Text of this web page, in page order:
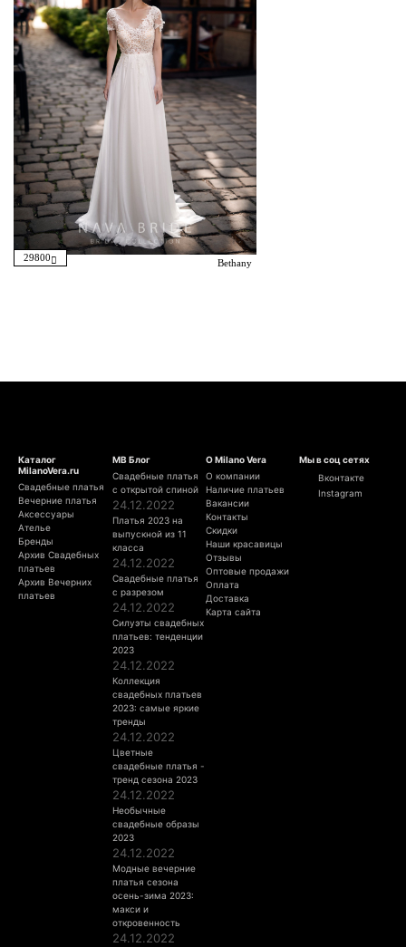
29800 Bethany
Каталог
MilanoVera.ru
Свадебные платья
Вечерние платья
Аксессуары
Ателье
Бренды
Архив Свадебных
платьев
Архив Вечерних
платьев
МВ Блог
Свадебные платья
с открытой спиной
24.12.2022
Платья 2023 на
выпускной из 11
класса
24.12.2022
Свадебные платья
с разрезом
24.12.2022
Силуэты свадебных
платьев: тенденции
2023
24.12.2022
Коллекция
свадебных платьев
2023: самые яркие
тренды
24.12.2022
Цветные
свадебные платья -
тренд сезона 2023
24.12.2022
Необычные
свадебные образы
2023
24.12.2022
Модные вечерние
платья сезона
осень-зима 2023:
макси и
откровенность
24.12.2022
О Milano Vera
О компании
Наличие платьев
Вакансии
Контакты
Скидки
Наши красавицы
Отзывы
Оптовые продажи
Оплата
Доставка
Карта сайта
Мы в соц сетях
Вконтакте
Instagram